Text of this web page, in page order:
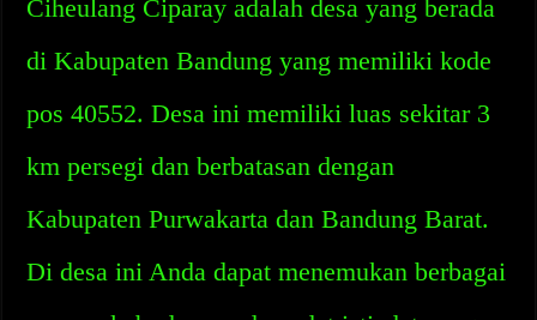
Ciheulang Ciparay adalah desa yang berada
di Kabupaten Bandung yang memiliki kode
pos 40552. Desa ini memiliki luas sekitar 3
km persegi dan berbatasan dengan
Kabupaten Purwakarta dan Bandung Barat.
Di desa ini Anda dapat menemukan berbagai